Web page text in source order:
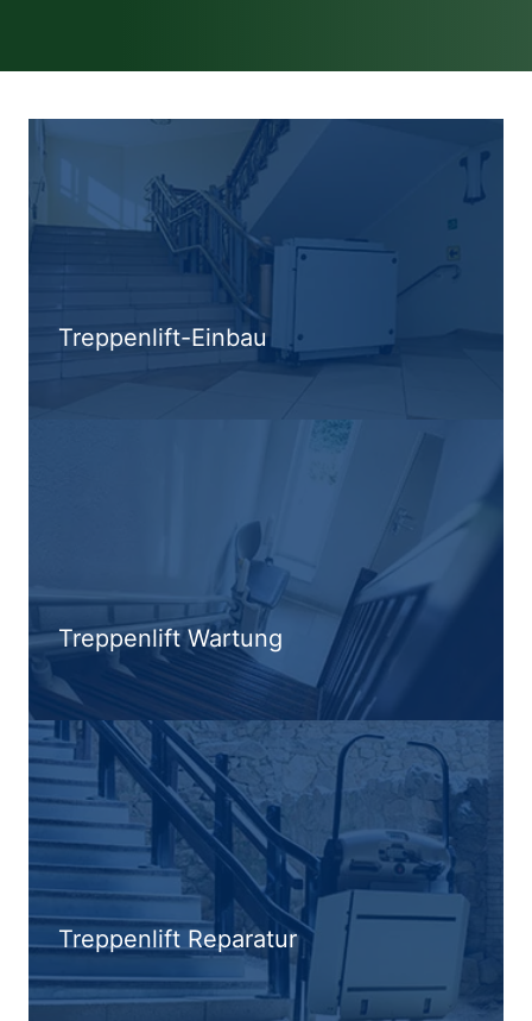
Treppenlift-Einbau
Treppenlift Wartung
Treppenlift Reparatur